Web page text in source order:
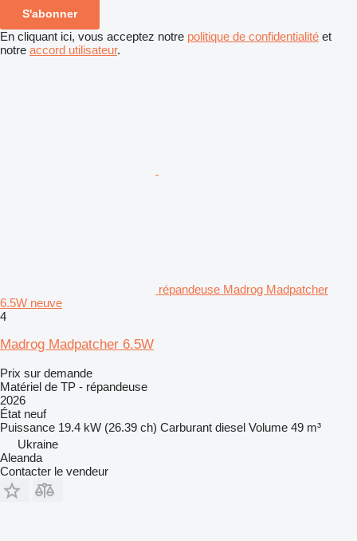
S'abonner
En cliquant ici, vous acceptez notre politique de confidentialité et
notre accord utilisateur.
répandeuse Madrog Madpatcher
6.5W neuve
4
Madrog Madpatcher 6.5W
Prix sur demande
Matériel de TP - répandeuse
2026
État neuf
Puissance 19.4 kW (26.39 ch) Carburant diesel Volume 49 m³
Ukraine
Aleanda
Contacter le vendeur